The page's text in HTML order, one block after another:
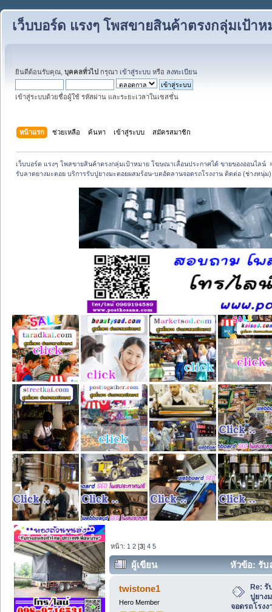
เว็บบอร์ด แรงๆ โพสขายสินค้าตรงกลุ่มเป้
ยินดีต้อนรับคุณ, บุคคลทั่วไป กรุณา เข้าสู่ระบบ หรือ ลงทะเบียน
เข้าสู่ระบบด้วยชื่อผู้ใช้ รหัสผ่าน และระยะเวลาในเซสชั่น
หน้าแรก ช่วยเหลือ ค้นหา เข้าสู่ระบบ สมัครสมาชิก
เว็บบอร์ด แรงๆ โพสขายสินค้าตรงกลุ่มเป้าหมาย โฆษณาเลื่อนประกาศได้ ขายของออนไลน์
รับลาดยางมะตอย บริการรับปูยางมะตอยผสมร้อน-บดอัดลานจอดรถโรงงาน ติดต่อ (ช่างหนุ่ม)
หน้า: 1 2 [3]4 5
ผู้เขียน
หัวข้อ: รับ
ลานจอดรถโรงงาน ติดต่อ (ช่างหนุ่ม) (อ่
twistone1
Hero Member
Re: รั
ปูยาง
จอดรถโรง